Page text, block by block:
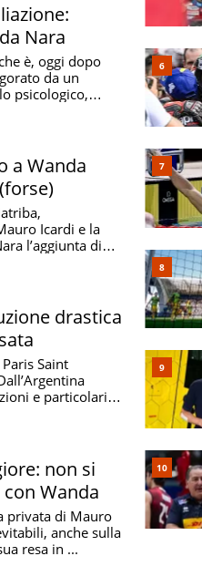
Nara
è, oggi dopo
da un
psicologico,
a Wanda
Icardi e la
l’aggiunta di
drastica
Saint
e particolari
non si
Wanda
privata di Mauro
anche sulla
resa in ...